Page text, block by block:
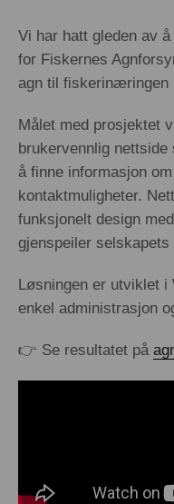
Vi har hatt gleden av
for Fiskernes
agn til fiskerinæringen
Målet med prosjektet
brukervennlig
å finne informasjon
kontaktmuligheter.
funksjonelt design
gjenspeiler selskapets
Løsningen er utviklet i
enkel administrasjon
👉 Se resultatet på